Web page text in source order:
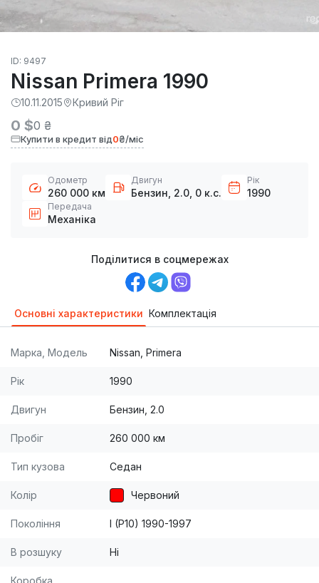
ID: 9497
Nissan Primera 1990
10.11.2015 Кривий Ріг
0 $0 ₴
Купити в кредит від0₴/міс
Одометр
260 000 км
Двигун
Бензин, 2.0, 0 к.с.
Рік
1990
Передача
Механіка
Поділитися в соцмережах
Основні характеристики Комплектація
Марка, Модель Nissan, Primera
Рік 1990
Двигун Бензин, 2.0
Пробіг 260 000 км
Тип кузова Седан
Колір Червоний
Покоління I (P10) 1990-1997
В розшуку Ні